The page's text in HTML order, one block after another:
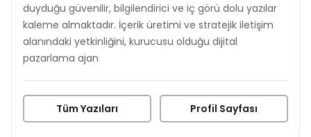
duyduğu güvenilir, bilgilendirici ve iç görü dolu yazılar
kaleme almaktadır. İçerik üretimi ve stratejik iletişim
alanındaki yetkinliğini, kurucusu olduğu dijital
pazarlama ajan
Tüm Yazıları Profil Sayfası